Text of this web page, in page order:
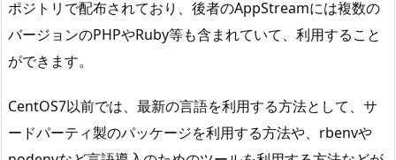
ポジトリで配布されており、後者のAppStreamには複数の
バージョンのPHPやRuby等も含まれていて、利用すること
ができます。
CentOS7以前では、最新の言語を利用する方法として、サ
ードパーティ製のパッケージを利用する方法や、rbenvや